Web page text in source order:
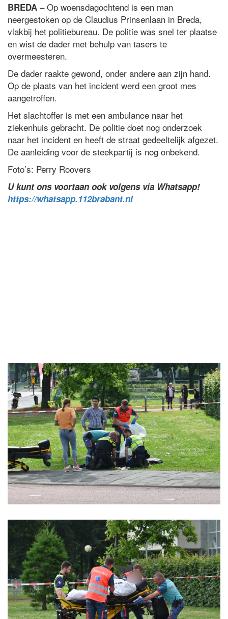
BREDA – Op woensdagochtend is een man
neergestoken op de Claudius Prinsenlaan in Breda,
vlakbij het politiebureau. De politie was snel ter plaatse
en wist de dader met behulp van tasers te
overmeesteren.
De dader raakte gewond, onder andere aan zijn hand.
Op de plaats van het incident werd een groot mes
aangetroffen.
Het slachtoffer is met een ambulance naar het
ziekenhuis gebracht. De politie doet nog onderzoek
naar het incident en heeft de straat gedeeltelijk afgezet.
De aanleiding voor de steekpartij is nog onbekend.
Foto’s: Perry Roovers
U kunt ons voortaan ook volgens via Whatsapp!
https://whatsapp.112brabant.nl